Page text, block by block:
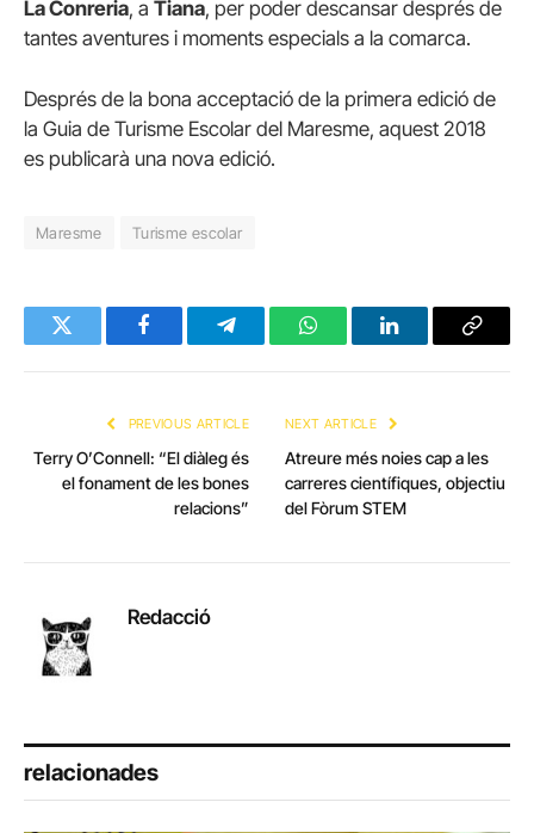
La Conreria, a Tiana, per poder descansar després de
tantes aventures i moments especials a la comarca.
Després de la bona acceptació de la primera edició de
la Guia de Turisme Escolar del Maresme, aquest 2018
es publicarà una nova edició.
Maresme Turisme escolar
Twitter FacebookTelegramWhatsAppLinkedInCopy
PREVIOUS ARTICLE
Terry O’Connell: “El diàleg és
el fonament de les bones
relacions”
NEXT ARTICLE
Atreure més noies cap a les
carreres científiques, objectiu
del Fòrum STEM
Redacció
relacionades